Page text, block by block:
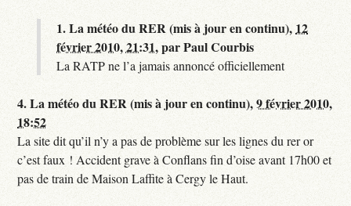
1.La météo du RER (mis à jour en continu), 12
février 2010, 21:31,parPaul Courbis
La RATP ne l’a jamais annoncé officiellement
4.La météo du RER (mis à jour en continu),9 février 2010,
18:52
La site dit qu’il n’y a pas de problème sur les lignes du rer or
c’est faux ! Accident grave à Conflans fin d’oise avant 17h00 et
pas de train de Maison Laffite à Cergy le Haut.